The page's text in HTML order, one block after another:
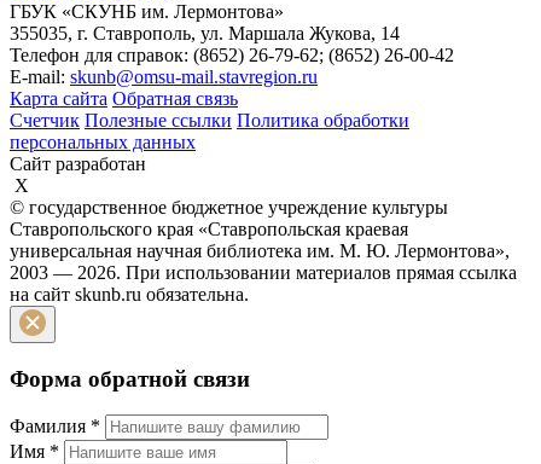
ГБУК «СКУНБ им. Лермонтова»
355035, г. Ставрополь, ул. Маршала Жукова, 14
Телефон для справок: (8652) 26-79-62; (8652) 26-00-42
E-mail: skunb@omsu-mail.stavregion.ru
Карта сайта Обратная связь
Счетчик Полезные ссылки Политика обработки
персональных данных
Сайт разработан
X
© государственное бюджетное учреждение культуры
Ставропольского края «Ставропольская краевая
универсальная научная библиотека им. М. Ю. Лермонтова»,
2003 — 2026. При использовании материалов прямая ссылка
на сайт skunb.ru обязательна.
Форма обратной связи
Фамилия *
Имя *